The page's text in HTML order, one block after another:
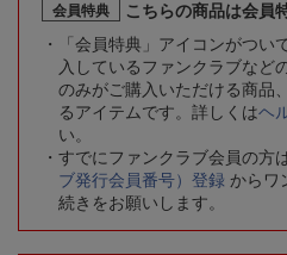
会員特典
こちらの商品は会員
「会員特典」アイコンがつ
入しているファンクラブなど
のみがご購入いただける商品
るアイテムです。詳しくはヘ
い。
すでにファンクラブ会員の方は
ブ発行会員番号）登録 からワ
続きをお願いします。